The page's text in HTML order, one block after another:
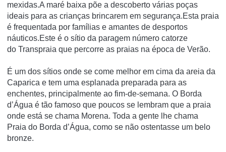
mexidas.A maré baixa põe a descoberto várias poças
ideais para as crianças brincarem em segurança.Esta praia
é frequentada por famílias e amantes de desportos
náuticos.Este é o sítio da paragem número catorze
do Transpraia que percorre as praias na época de Verão.
É um dos sítios onde se come melhor em cima da areia da
Caparica e tem uma esplanada preparada para as
enchentes, principalmente ao fim-de-semana. O Borda
d’Água é tão famoso que poucos se lembram que a praia
onde está se chama Morena. Toda a gente lhe chama
Praia do Borda d’Água, como se não ostentasse um belo
bronze.